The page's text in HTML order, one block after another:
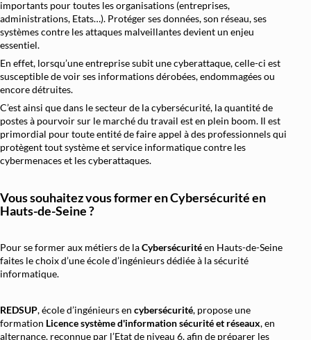
Architecture et Sécurité Cloud
Migration et Gestion Infrastructure
Intégration Continue et Déploiement
Infrastructure as Code avec Terraform
Automatisation Réseau avec
Software-Defined Networking (SDN) et
importants pour toutes les organisations (entreprises,
administrations, Etats…). Protéger ses données, son réseau, ses
systèmes contre les attaques malveillantes devient un enjeu
essentiel.
En effet, lorsqu’une entreprise subit une cyberattaque, celle-ci est
susceptible de voir ses informations dérobées, endommagées ou
encore détruites.
C’est ainsi que dans le secteur de la cybersécurité, la quantité de
postes à pourvoir sur le marché du travail est en plein boom. Il est
primordial pour toute entité de faire appel à des professionnels qui
protègent tout système et service informatique contre les
cybermenaces et les cyberattaques.
Vous souhaitez vous former enCybersécurité en
Hauts-de-Seine ?
Pour se former aux métiers de laCybersécuritéen Hauts-de-Seine
faites le choix d’une école d’ingénieurs dédiée à la sécurité
informatique.
REDSUP, école d’ingénieurs en cybersécurité, propose une
formation Licence système d'information sécurité et réseaux, en
alternance, reconnue par l’Etat de niveau 6, afin de préparer les